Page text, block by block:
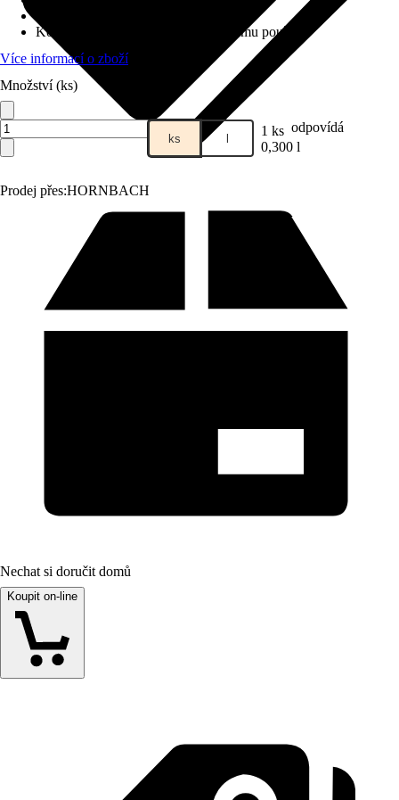
Prodej přes:HORNBACH
Koncentrace
Připraveno k okamžitému použití
Více informací o zboží
Množství (ks)
ks l 1 ks odpovídá
0,300 l
Nechat si doručit domů
Koupit on-line